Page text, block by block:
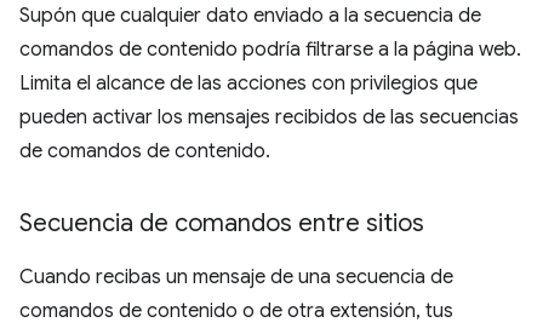
Supón que cualquier dato enviado a la secuencia de
comandos de contenido podría filtrarse a la página web.
Limita el alcance de las acciones con privilegios que
pueden activar los mensajes recibidos de las secuencias
de comandos de contenido.
Secuencia de comandos entre sitios
Cuando recibas un mensaje de una secuencia de
comandos de contenido o de otra extensión, tus